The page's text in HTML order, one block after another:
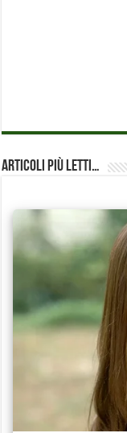
Articoli più Letti…